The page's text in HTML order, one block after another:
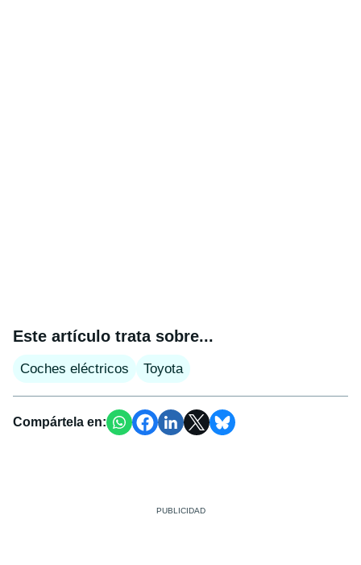
Este artículo trata sobre...
Coches eléctricos Toyota
Compártela en: